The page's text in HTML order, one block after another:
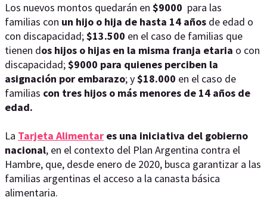
Los nuevos montos quedarán en $9000 para las
familias con un hijo o hija de hasta 14 años de edad o
con discapacidad;$13.500 en el caso de familias que
tienen dos hijos o hijas en la misma franja etaria o con
discapacidad;$9000 para quienes perciben la
asignación por embarazo; y$18.000 en el caso de
familias con tres hijos o más menores de 14 años de
edad.
La Tarjeta Alimentar es una iniciativa del gobierno
nacional, en el contexto del Plan Argentina contra el
Hambre, que, desde enero de 2020, busca garantizar a las
familias argentinas el acceso a la canasta básica
alimentaria.